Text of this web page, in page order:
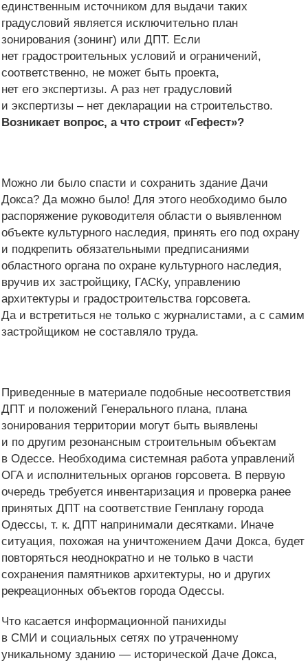
единственным источником для выдачи таких
градусловий является исключительно план
зонирования (зонинг) или ДПТ. Если
нет градостроительных условий и ограничений,
соответственно, не может быть проекта,
нет его экспертизы. А раз нет градусловий
и экспертизы – нет декларации на строительство.
Возникает вопрос, а что строит «Гефест»?
Можно ли было спасти и сохранить здание Дачи
Докса? Да можно было! Для этого необходимо было
распоряжение руководителя области о выявленном
объекте культурного наследия, принять его под охрану
и подкрепить обязательными предписаниями
областного органа по охране культурного наследия,
вручив их застройщику, ГАСКу, управлению
архитектуры и градостроительства горсовета.
Да и встретиться не только с журналистами, а с самим
застройщиком не составляло труда.
Приведенные в материале подобные несоответствия
ДПТ и положений Генерального плана, плана
зонирования территории могут быть выявлены
и по другим резонансным строительным объектам
в Одессе. Необходима системная работа управлений
ОГА и исполнительных органов горсовета. В первую
очередь требуется инвентаризация и проверка ранее
принятых ДПТ на соответствие Генплану города
Одессы, т. к. ДПТ напринимали десятками. Иначе
ситуация, похожая на уничтожением Дачи Докса, будет
повторяться неоднократно и не только в части
сохранения памятников архитектуры, но и других
рекреационных объектов города Одессы.
Что касается информационной панихиды
в СМИ и социальных сетях по утраченному
уникальному зданию — исторической Даче Докса,